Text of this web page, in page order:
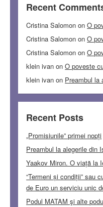
Recent
Cristina Salomon onO
Cristina Salomon onO
Cristina Salomon onO
klein ivan onO poveste
klein ivan on Preambul la
Recent Posts
„Promisiunile” primei nopți
Preambul la alegerile din
Yaakov Miron. O viață la
“Termeni și condiții” sau
de Euro un serviciu unic
Podul MATAM şi alte